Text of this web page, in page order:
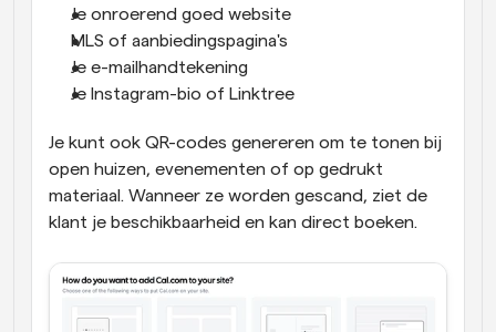
Je onroerend goed website
MLS of aanbiedingspagina's
Je e-mailhandtekening
Je Instagram-bio of Linktree
Je kunt ook QR-codes genereren om te tonen bij
open huizen, evenementen of op gedrukt
materiaal. Wanneer ze worden gescand, ziet de
klant je beschikbaarheid en kan direct boeken.